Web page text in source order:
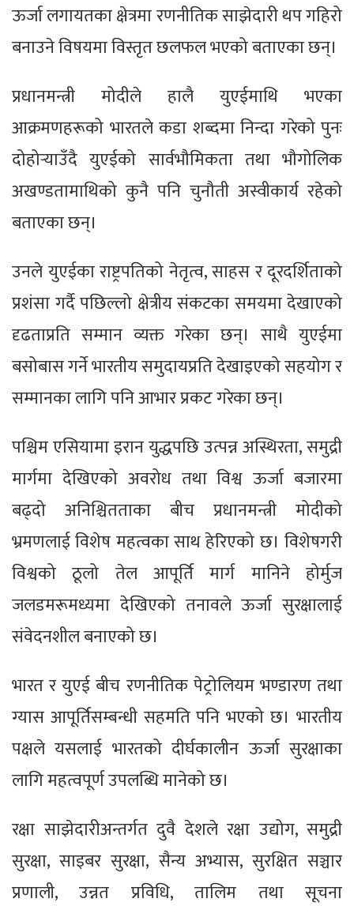
ऊर्जा लगायतका क्षेत्रमा रणनीतिक साझेदारी थप गहिरो
बनाउने विषयमा विस्तृत छलफल भएको बताएका छन्।
प्रधानमन्त्री मोदीले हालै युएईमाथि भएका
आक्रमणहरूको भारतले कडा शब्दमा निन्दा गरेको पुनः
दोहोर्‍याउँदै युएईको सार्वभौमिकता तथा भौगोलिक
अखण्डतामाथिको कुनै पनि चुनौती अस्वीकार्य रहेको
बताएका छन्।
उनले युएईका राष्ट्रपतिको नेतृत्व, साहस र दूरदर्शिताको
प्रशंसा गर्दै पछिल्लो क्षेत्रीय संकटका समयमा देखाएको
दृढताप्रति सम्मान व्यक्त गरेका छन्। साथै युएईमा
बसोबास गर्ने भारतीय समुदायप्रति देखाइएको सहयोग र
सम्मानका लागि पनि आभार प्रकट गरेका छन्।
पश्चिम एसियामा इरान युद्धपछि उत्पन्न अस्थिरता, समुद्री
मार्गमा देखिएको अवरोध तथा विश्व ऊर्जा बजारमा
बढ्दो अनिश्चितताका बीच प्रधानमन्त्री मोदीको
भ्रमणलाई विशेष महत्वका साथ हेरिएको छ। विशेषगरी
विश्वको ठूलो तेल आपूर्ति मार्ग मानिने होर्मुज
जलडमरूमध्यमा देखिएको तनावले ऊर्जा सुरक्षालाई
संवेदनशील बनाएको छ।
भारत र युएई बीच रणनीतिक पेट्रोलियम भण्डारण तथा
ग्यास आपूर्तिसम्बन्धी सहमति पनि भएको छ। भारतीय
पक्षले यसलाई भारतको दीर्घकालीन ऊर्जा सुरक्षाका
लागि महत्वपूर्ण उपलब्धि मानेको छ।
रक्षा साझेदारीअन्तर्गत दुवै देशले रक्षा उद्योग, समुद्री
सुरक्षा, साइबर सुरक्षा, सैन्य अभ्यास, सुरक्षित सञ्चार
प्रणाली, उन्नत प्रविधि, तालिम तथा सूचना